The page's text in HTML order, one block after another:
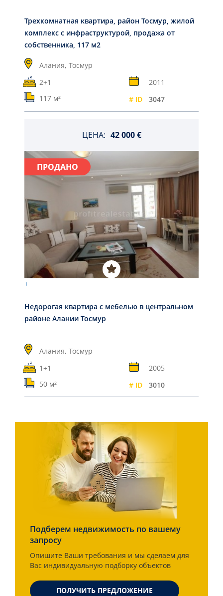
Трехкомнатная квартира, район Тосмур, жилой
комплекс с инфраструктурой, продажа от
собственника, 117 м2
Алания, Тосмур
2+1
2011
117 м²
# ID 3047
ЦЕНА: 42 000 €
ПРОДАНО
+
Недорогая квартира с мебелью в центральном
районе Алании Тосмур
Алания, Тосмур
1+1
2005
50 м²
# ID 3010
Подберем недвижимость по вашему
запросу
Опишите Ваши требования и мы сделаем для
Вас индивидуальную подборку объектов
ПОЛУЧИТЬ ПРЕДЛОЖЕНИЕ